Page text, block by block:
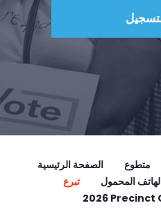
الصفحة الرئيسية متطوع
تبرع
المحمول
2026 Precinct